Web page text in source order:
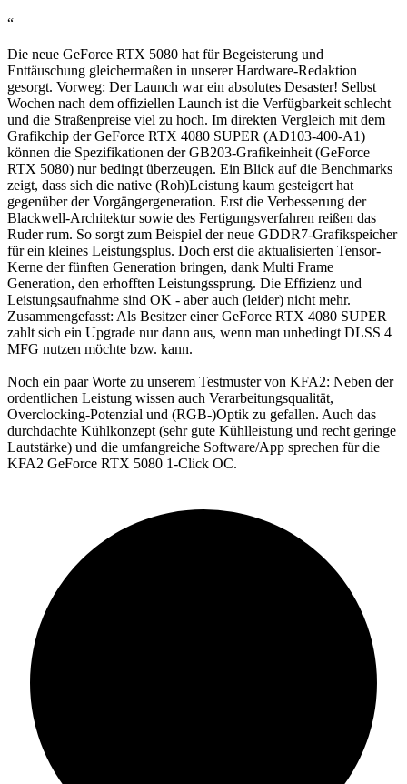
“
Die neue GeForce RTX 5080 hat für Begeisterung und
Enttäuschung gleichermaßen in unserer Hardware-Redaktion
gesorgt. Vorweg: Der Launch war ein absolutes Desaster! Selbst
Wochen nach dem offiziellen Launch ist die Verfügbarkeit schlecht
und die Straßenpreise viel zu hoch. Im direkten Vergleich mit dem
Grafikchip der GeForce RTX 4080 SUPER (AD103-400-A1)
können die Spezifikationen der GB203-Grafikeinheit (GeForce
RTX 5080) nur bedingt überzeugen. Ein Blick auf die Benchmarks
zeigt, dass sich die native (Roh)Leistung kaum gesteigert hat
gegenüber der Vorgängergeneration. Erst die Verbesserung der
Blackwell-Architektur sowie des Fertigungsverfahren reißen das
Ruder rum. So sorgt zum Beispiel der neue GDDR7-Grafikspeicher
für ein kleines Leistungsplus. Doch erst die aktualisierten Tensor-
Kerne der fünften Generation bringen, dank Multi Frame
Generation, den erhofften Leistungssprung. Die Effizienz und
Leistungsaufnahme sind OK - aber auch (leider) nicht mehr.
Zusammengefasst: Als Besitzer einer GeForce RTX 4080 SUPER
zahlt sich ein Upgrade nur dann aus, wenn man unbedingt DLSS 4
MFG nutzen möchte bzw. kann.
Noch ein paar Worte zu unserem Testmuster von KFA2: Neben der
ordentlichen Leistung wissen auch Verarbeitungsqualität,
Overclocking-Potenzial und (RGB-)Optik zu gefallen. Auch das
durchdachte Kühlkonzept (sehr gute Kühlleistung und recht geringe
Lautstärke) und die umfangreiche Software/App sprechen für die
KFA2 GeForce RTX 5080 1-Click OC.
91%